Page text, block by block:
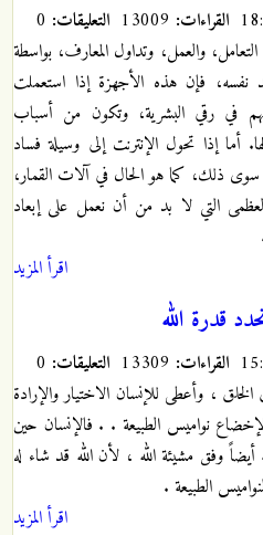
القراءات: التعليقات:
والعمل، وتداول المعارف، بواسطة
نفسه، فإن هذه الأجهزة إذا استعملت
في رقي البشرية، وتكون من أسباب
أما إذا تحول الإنترنت إلى وسيلة فساد
ذلك، كما هو الحال في آلات القمار،
التي لا بد من أن نعمل على إبعاد
اقرأ المزيد
قدرة الله
القراءات: التعليقات:
، وأعطى للإنسان الاختيار والإرادة
نواميس الطبيعة . . فالإنسان حين
وفق مشيئة الله ، لأن الله قد شاء له
الطبيعة .
اقرأ المزيد